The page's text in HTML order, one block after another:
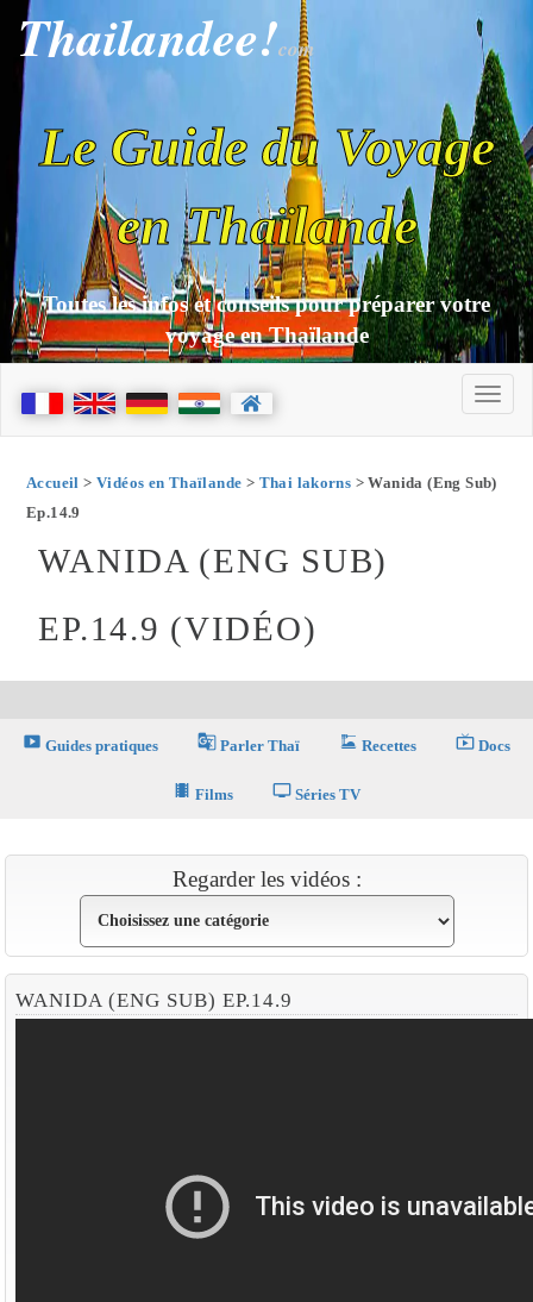
Thailandee!com
Le Guide du Voyage
en Thaïlande
Toutes les infos et conseils pour préparer votre
voyage en Thaïlande
Accueil > Vidéos en Thaïlande > Thai lakorns > Wanida (Eng Sub)
Ep.14.9
WANIDA (ENG SUB)
EP.14.9 (VIDÉO)
smart_display Guides pratiques g_translate Parler Thaï dinner_dining Recettes live_tv Docs
theaters Films tv Séries TV
Regarder les vidéos :
WANIDA (ENG SUB) EP.14.9